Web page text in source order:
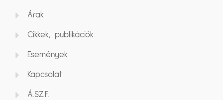
Árak
Cikkek, publikációk
Események
Kapcsolat
Á.SZ.F.